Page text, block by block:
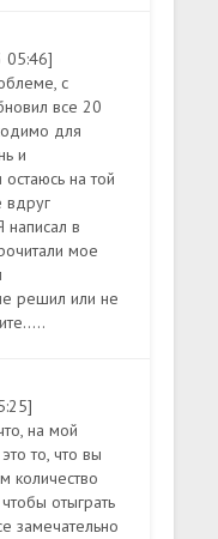
05:46]
с
все 20
для
и
на той
написал в
мое
решил или не
на мой
то, что вы
количество
отыграть
замечательно